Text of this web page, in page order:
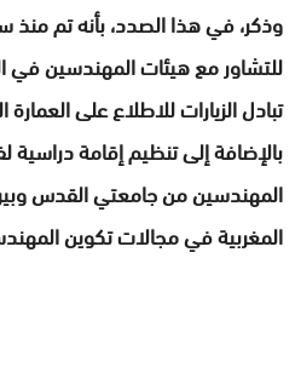
للتشاور مع هيئات المهندسين
تبادل الزيارات للاطلاع على
بالإضافة إلى تنظيم إقامة
المهندسين من جامعتي القدس وبير
المغربية في مجالات تكوين